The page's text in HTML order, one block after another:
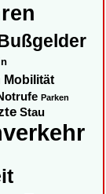
Mobilität
Parken
Stau